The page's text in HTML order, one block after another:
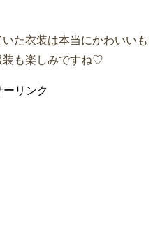
た衣装は本当にかわいいも
装も楽しみですね♡
ーリンク